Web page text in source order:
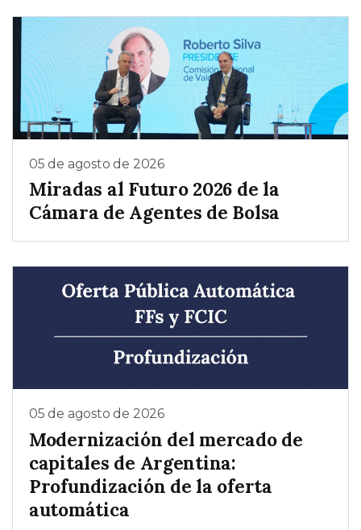
05 de agosto de 2026
Miradas al Futuro 2026 de la
Cámara de Agentes de Bolsa
05 de agosto de 2026
Modernización del mercado de
capitales de Argentina:
Profundización de la oferta
automática